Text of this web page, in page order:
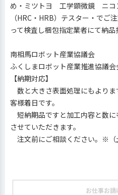
め・ミツトヨ 工学顕微鏡 ニ
（HRC・HRB）テスター・でご
って検査し梱包指定業者にて納品
南相馬ロボット産業協議会
ふくしまロボット産業推進協議会
【納期対応】
数と大きさ表面処理にもより
客様着日です。
短納期品ですと加工内容と数
させていただきます。
注文前にご相談ください。※（
お仕事お請